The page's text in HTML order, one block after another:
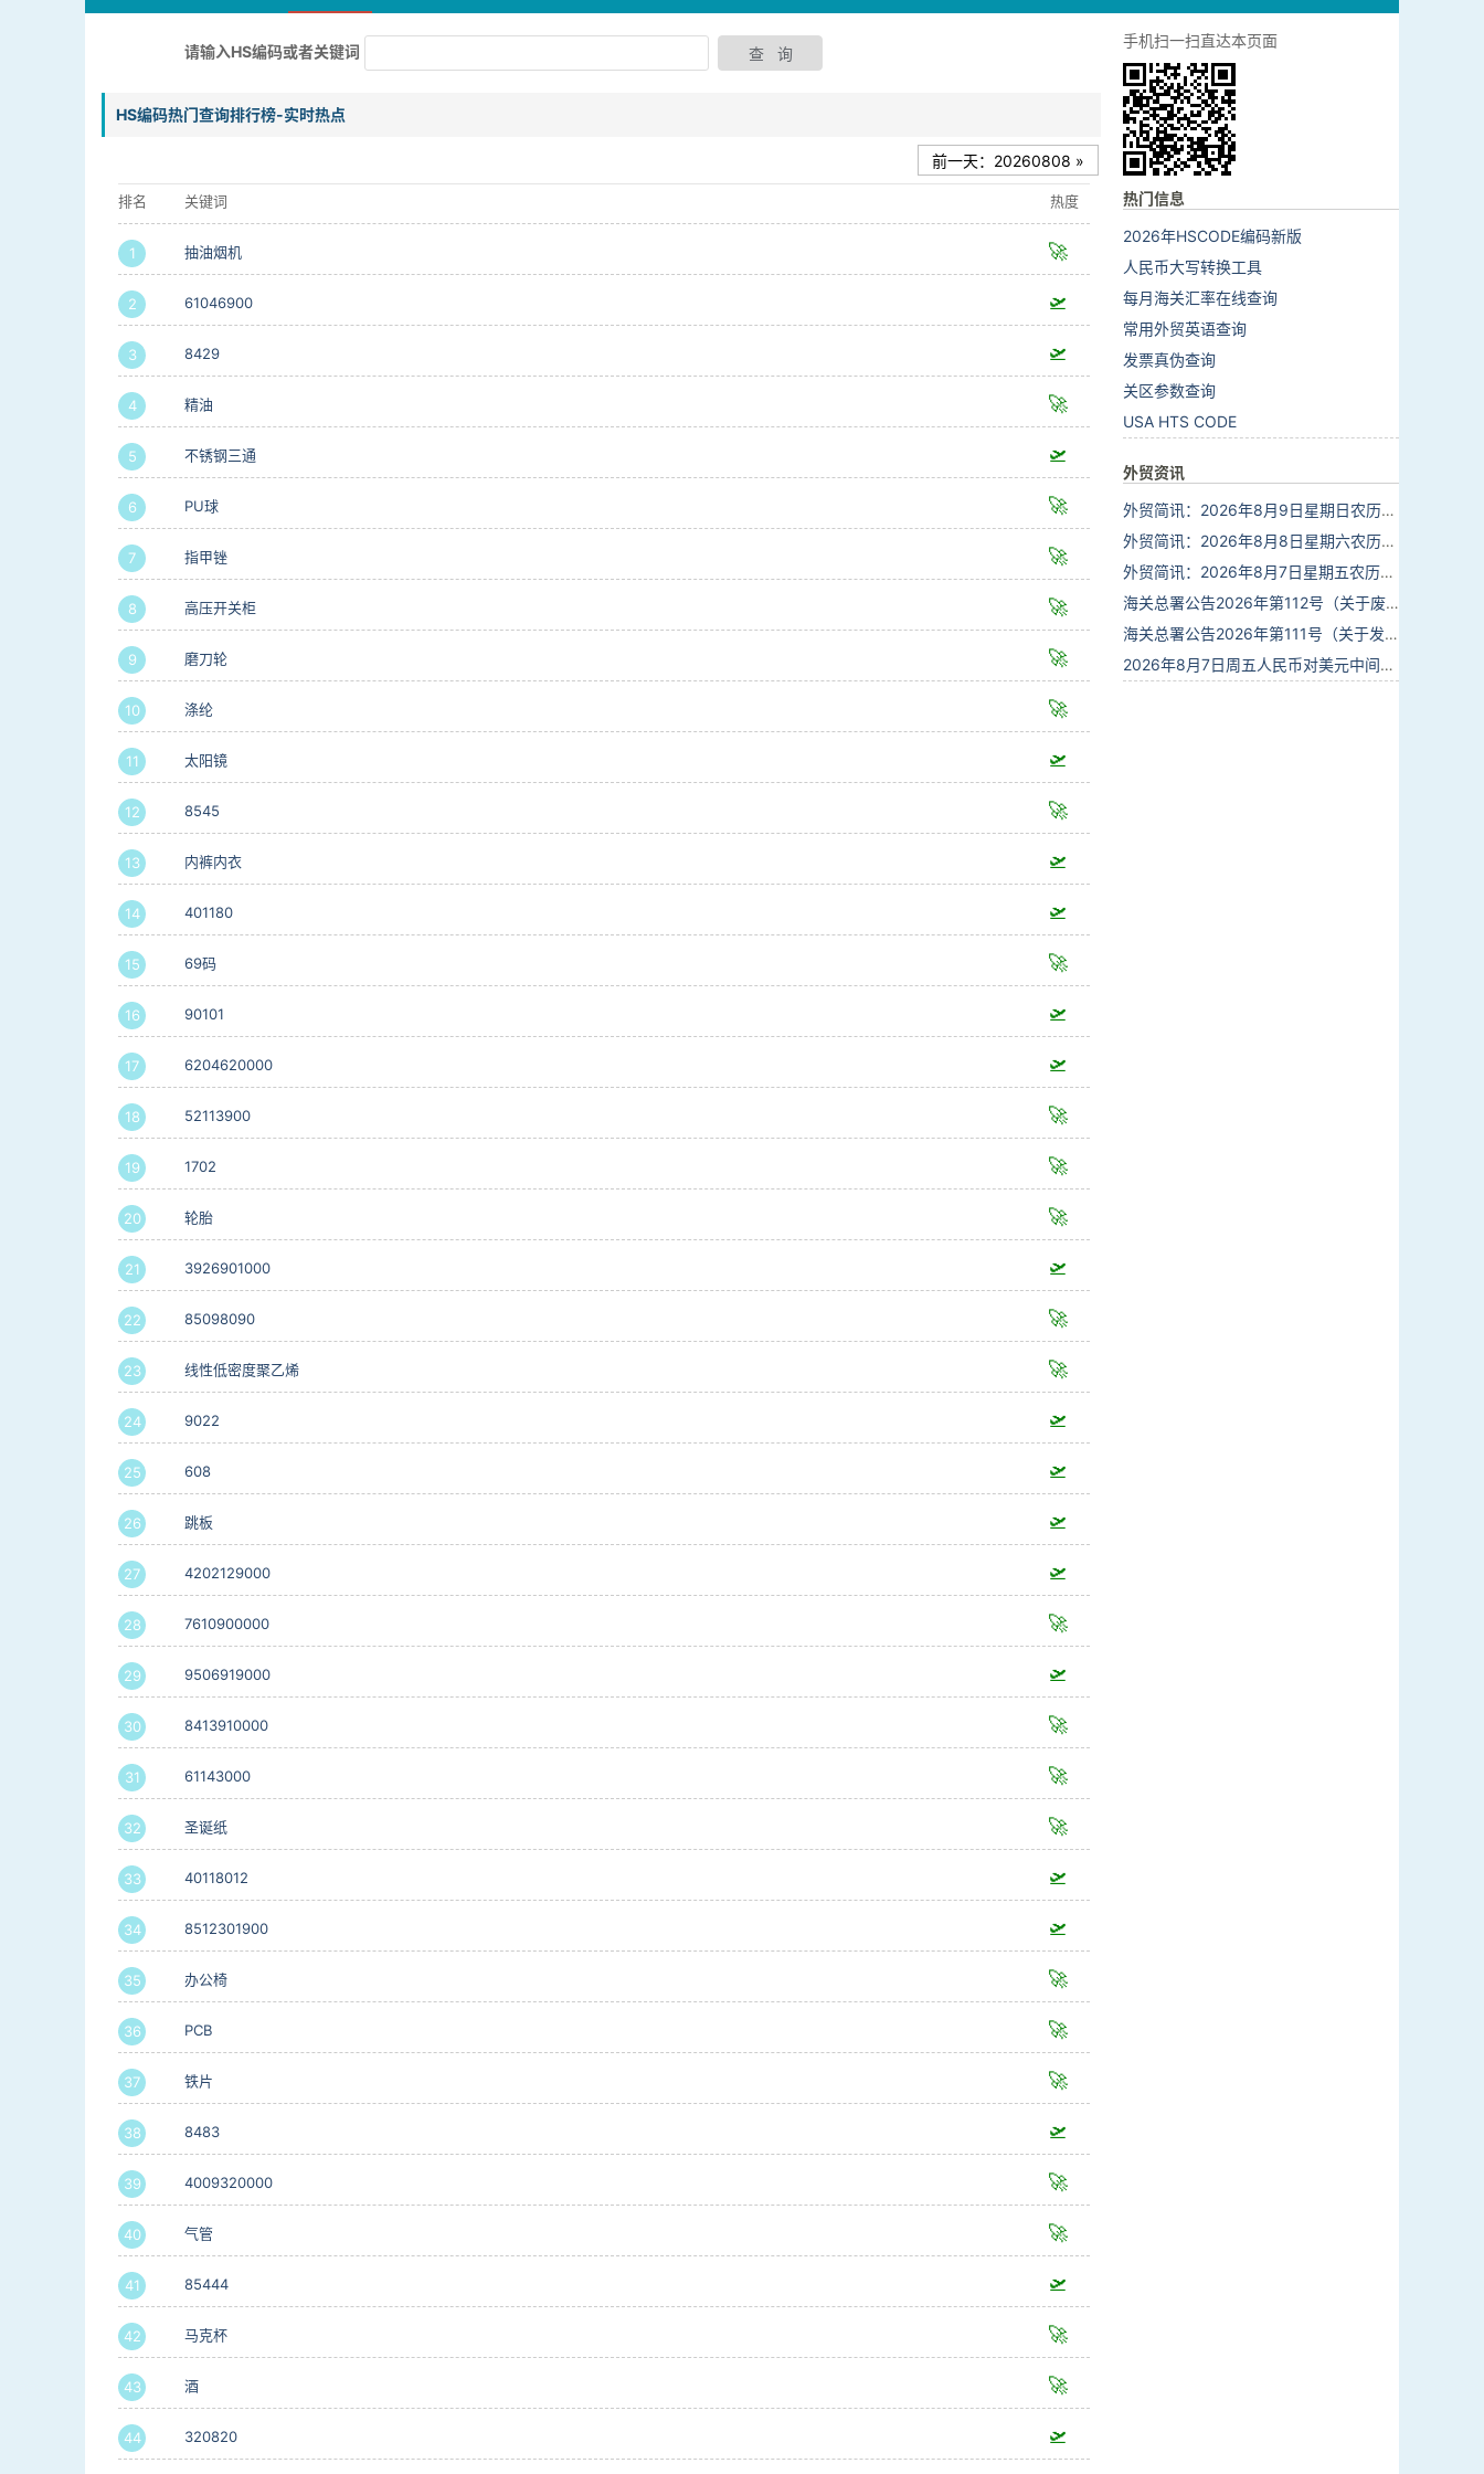
请输入HS编码或者关键词
HS编码热门查询排行榜-实时热点
前一天：20260808 »
排名 关键词 热度
1 抽油烟机 🚀
2 61046900 🛫
3 8429 🛫
4 精油 🚀
5 不锈钢三通 🛫
6 PU球 🚀
7 指甲锉 🚀
8 高压开关柜 🚀
9 磨刀轮 🚀
10 涤纶 🚀
11 太阳镜 🛫
12 8545 🚀
13 内裤内衣 🛫
14 401180 🛫
15 69码 🚀
16 90101 🛫
17 6204620000 🛫
18 52113900 🚀
19 1702 🚀
20 轮胎 🚀
21 3926901000 🛫
22 85098090 🚀
23 线性低密度聚乙烯 🚀
24 9022 🛫
25 608 🛫
26 跳板 🛫
27 4202129000 🛫
28 7610900000 🚀
29 9506919000 🛫
30 8413910000 🚀
31 61143000 🚀
32 圣诞纸 🚀
33 40118012 🛫
34 8512301900 🛫
35 办公椅 🚀
36 PCB 🚀
37 铁片 🚀
38 8483 🛫
39 4009320000 🚀
40 气管 🚀
41 85444 🛫
42 马克杯 🚀
43 酒 🚀
44 320820 🛫
手机扫一扫直达本页面
热门信息
2026年HSCODE编码新版
人民币大写转换工具
每月海关汇率在线查询
常用外贸英语查询
发票真伪查询
关区参数查询
USA HTS CODE
外贸资讯
外贸简讯：2026年8月9日星期日农历六月廿七
外贸简讯：2026年8月8日星期六农历六月廿六
外贸简讯：2026年8月7日星期五农历六月廿五
海关总署公告2026年第112号（关于废止部分卫生检疫类规范性文件的公告）
海关总署公告2026年第111号（关于发布《进出境动植物检疫处理监督管理工作规定》《进出境卫生处理监督管理工作规定》的公告）
2026年8月7日周五人民币对美元中间价报6.7904调贬9个基点